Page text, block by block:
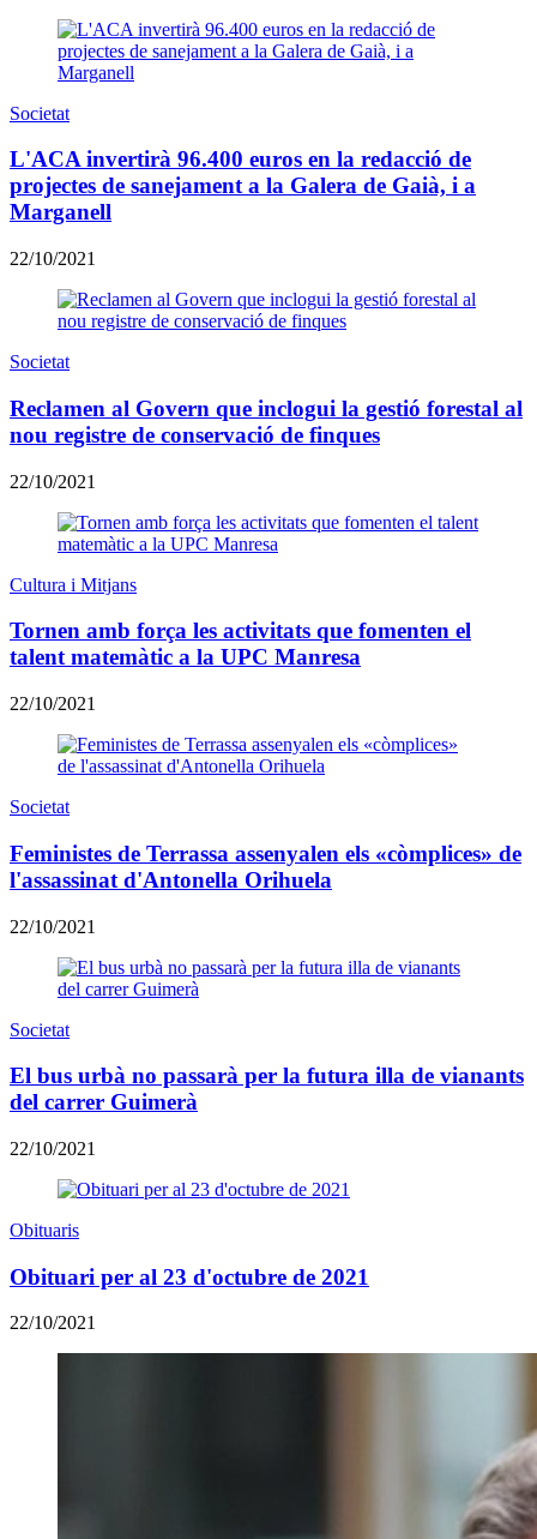
Societat
L'ACA invertirà 96.400 euros en la redacció de
projectes de sanejament a la Galera de Gaià, i a
Marganell
22/10/2021
Societat
Reclamen al Govern que inclogui la gestió forestal al
nou registre de conservació de finques
22/10/2021
Cultura i Mitjans
Tornen amb força les activitats que fomenten el
talent matemàtic a la UPC Manresa
22/10/2021
Societat
Feministes de Terrassa assenyalen els «còmplices» de
l'assassinat d'Antonella Orihuela
22/10/2021
Societat
El bus urbà no passarà per la futura illa de vianants
del carrer Guimerà
22/10/2021
Obituaris
Obituari per al 23 d'octubre de 2021
22/10/2021